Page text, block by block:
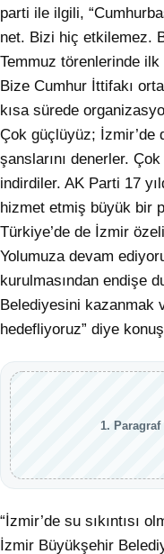
parti ile ilgili,
net. Bizi hiç etkilemez.
Temmuz törenlerinde
Bize Cumhur İttifakı
kısa sürede
Çok güçlüyüz; İzmir’de
şanslarını denerler.
indirdiler. AK Parti 17
hizmet etmiş büyük bir
Türkiye’de de İzmir
Yolumuza devam
kurulmasından endişe
Belediyesini kazanmak
hedefliyoruz” diye
1. Paragraf
“İzmir’de su sıkıntısı
İzmir Büyükşehir